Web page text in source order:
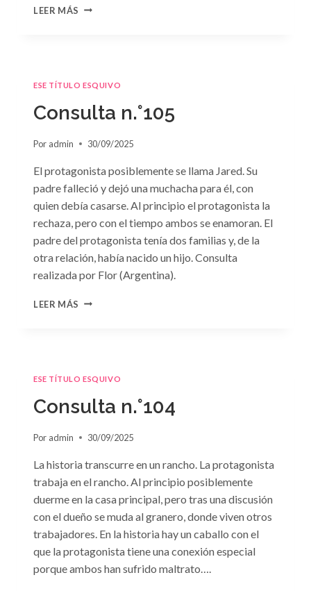
LEER MÁS CONSULTA
ESE TÍTULO ESQUIVO
Consulta n.°105
Por admin 30/09/2025
El protagonista posiblemente se llama Jared. Su
padre falleció y dejó una muchacha para él, con
quien debía casarse. Al principio el protagonista la
rechaza, pero con el tiempo ambos se enamoran. El
padre del protagonista tenía dos familias y, de la
otra relación, había nacido un hijo. Consulta
realizada por Flor (Argentina).
LEER MÁS CONSULTA
ESE TÍTULO ESQUIVO
Consulta n.°104
Por admin 30/09/2025
La historia transcurre en un rancho. La protagonista
trabaja en el rancho. Al principio posiblemente
duerme en la casa principal, pero tras una discusión
con el dueño se muda al granero, donde viven otros
trabajadores. En la historia hay un caballo con el
que la protagonista tiene una conexión especial
porque ambos han sufrido maltrato….